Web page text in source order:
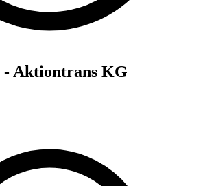
Aktiontrans KG